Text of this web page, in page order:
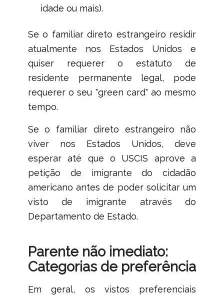
idade ou mais).
Se o familiar direto estrangeiro residir
atualmente nos Estados Unidos e
quiser requerer o estatuto de
residente permanente legal, pode
requerer o seu "green card" ao mesmo
tempo.
Se o familiar direto estrangeiro não
viver nos Estados Unidos, deve
esperar até que o USCIS aprove a
petição de imigrante do cidadão
americano antes de poder solicitar um
visto de imigrante através do
Departamento de Estado.
Parente não imediato:
Categorias de preferência
Em geral, os vistos preferenciais